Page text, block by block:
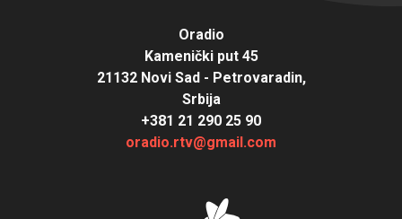
Oradio
Kamenički put 45
21132 Novi Sad - Petrovaradin,
Srbija
+381 21 290 25 90
oradio.rtv@gmail.com